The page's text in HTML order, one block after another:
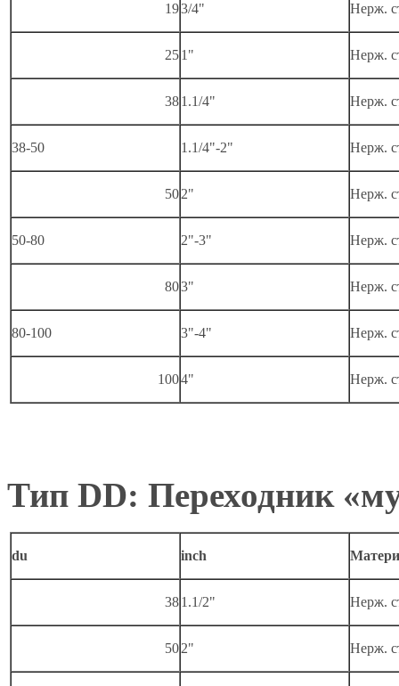
193/4" Нерж.
251" Нерж.
381.1/4" Нерж.
38-50 1.1/4"-2" Нерж.
502" Нерж.
50-80 2"-3" Нерж.
803" Нерж.
80-100 3"-4" Нерж.
1004" Нерж.
Тип DD: Переходник
du inch
381.1/2" Нерж.
502" Нерж.